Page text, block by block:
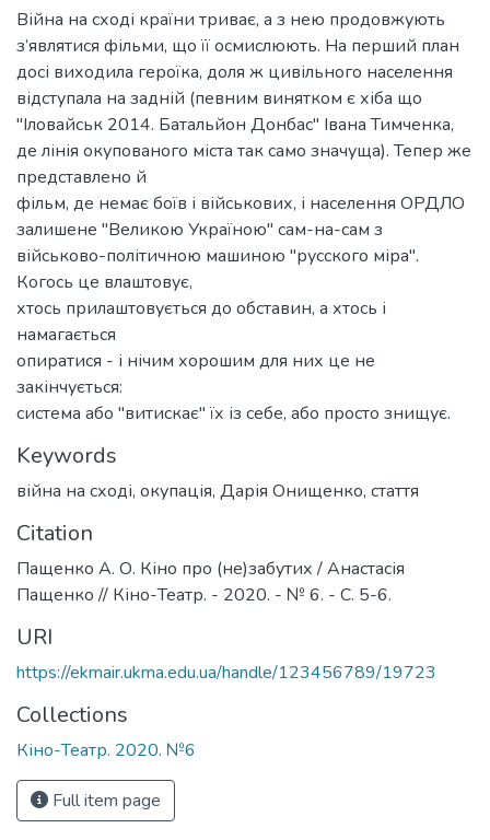
Війна на сході країни триває, а з нею продовжують
з’являтися фільми, що її осмислюють. На перший план
досі виходила героїка, доля ж цивільного населення
відступала на задній (певним винятком є хіба що
"Іловайськ 2014. Батальйон Донбас" Івана Тимченка,
де лінія окупованого міста так само значуща). Тепер же
представлено й
фільм, де немає боїв і військових, і населення ОРДЛО
залишене "Великою Україною" сам-на-сам з
військово-політичною машиною "русского міра".
Когось це влаштовує,
хтось прилаштовується до обставин, а хтось і
намагається
опиратися - і нічим хорошим для них це не
закінчується:
система або "витискає" їх із себе, або просто знищує.
Keywords
війна на сході, окупація, Дарія Онищенко, стаття
Citation
Пащенко А. О. Кіно про (не)забутих / Анастасія
Пащенко // Кіно-Театр. - 2020. - № 6. - С. 5-6.
URI
https://ekmair.ukma.edu.ua/handle/123456789/19723
Collections
Кіно-Театр. 2020. №6
Full item page